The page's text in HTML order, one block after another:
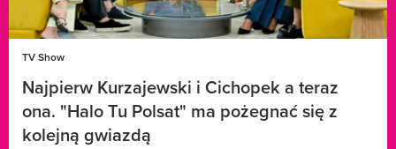
TV Show
Najpierw Kurzajewski i Cichopek a teraz
ona. "Halo Tu Polsat" ma pożegnać się z
kolejną gwiazdą